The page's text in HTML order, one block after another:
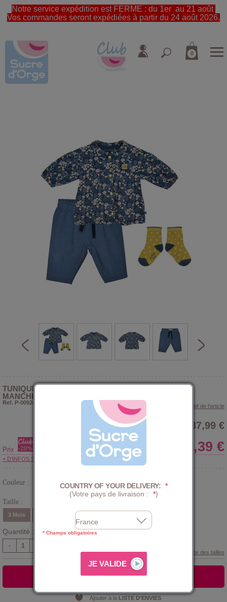
Notre service expédition est FERME : du 1er au 21 août
Vos commandes seront expédiées à partir du 24 août 2026.
0
TUNIQUE PANTALON CHAUSSETTES MINA MAILLE
MANCHES LONGUES BEBE
Ref. P-009240
> Voir le descriptif de l'article
37,99 €
Prix 30,39 €
+ D'INFOS SUR LE CLUB
Couleur : Blanc
Taille :
3 Mois 9 Mois 18 Mois
Quantité :
-
Guide des tailles
AJOUTER AU PANIER
Ajouter à la LISTE D'ENVIES
COUNTRY OF YOUR DELIVERY: *
(Votre pays de livraison :
*)
* Champs obligatoires